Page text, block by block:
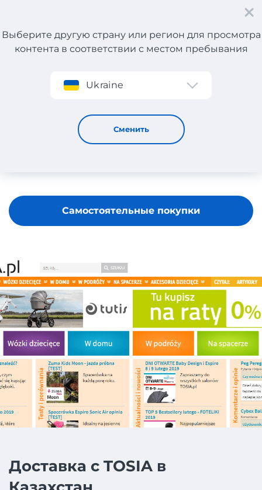
Регистрация
Выберите другую страну или регион для просмотра
контента в соответствии с местом пребывания
Ukraine
Сменить
TOSIA
Самостоятельные покупки
Доставка с TOSIA в